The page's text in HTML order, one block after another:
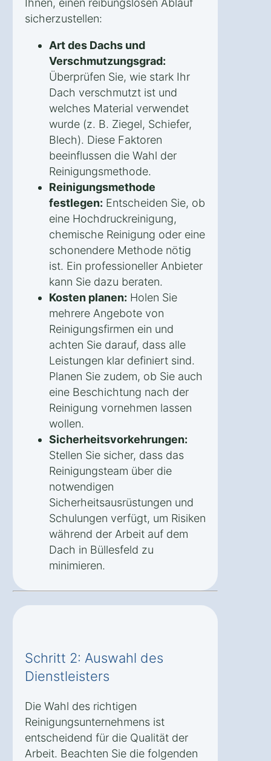
Ihnen, einen reibungslosen Ablauf
sicherzustellen:
Art des Dachs und
Verschmutzungsgrad:
Überprüfen Sie, wie stark Ihr
Dach verschmutzt ist und
welches Material verwendet
wurde (z. B. Ziegel, Schiefer,
Blech). Diese Faktoren
beeinflussen die Wahl der
Reinigungsmethode.
Reinigungsmethode
festlegen: Entscheiden Sie, ob
eine Hochdruckreinigung,
chemische Reinigung oder eine
schonendere Methode nötig
ist. Ein professioneller Anbieter
kann Sie dazu beraten.
Kosten planen: Holen Sie
mehrere Angebote von
Reinigungsfirmen ein und
achten Sie darauf, dass alle
Leistungen klar definiert sind.
Planen Sie zudem, ob Sie auch
eine Beschichtung nach der
Reinigung vornehmen lassen
wollen.
Sicherheitsvorkehrungen:
Stellen Sie sicher, dass das
Reinigungsteam über die
notwendigen
Sicherheitsausrüstungen und
Schulungen verfügt, um Risiken
während der Arbeit auf dem
Dach in Büllesfeld zu
minimieren.
Schritt 2: Auswahl des
Dienstleisters
Die Wahl des richtigen
Reinigungsunternehmens ist
entscheidend für die Qualität der
Arbeit. Beachten Sie die folgenden